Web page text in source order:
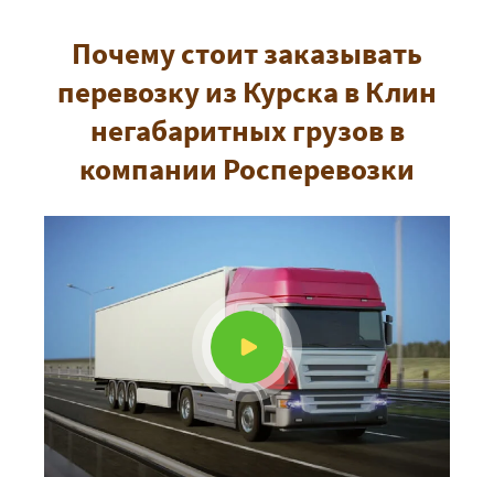
Почему стоит заказывать
перевозку из Курска в Клин
негабаритных грузов в
компании Росперевозки